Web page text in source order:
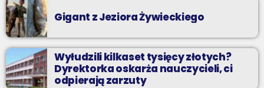
Gigant z Jeziora Żywieckiego
Wyłudzili kilkaset tysięcy złotych?
Dyrektorka oskarża nauczycieli, ci
odpierają zarzuty